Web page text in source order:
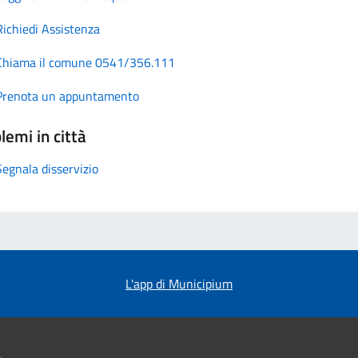
Assistenza
il comune 0541/356.111
un appuntamento
in città
disservizio
L'app di Municipium